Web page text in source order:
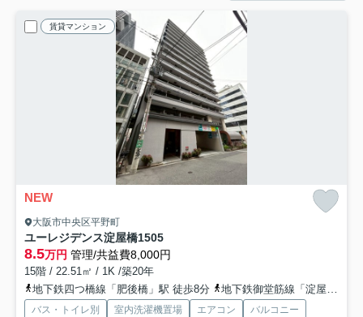
賃貸マンション
NEW
大阪市中央区平野町
ユーレジデンス淀屋橋1505
8.5万円 管理/共益費8,000円
15階 / 22.51㎡ / 1K /築20年
地下鉄四つ橋線「肥後橋」駅 徒歩8分
地下鉄御堂筋線「淀屋橋」駅 徒歩10分
バス・トイレ別 室内洗濯機置場 エアコン
バルコニー